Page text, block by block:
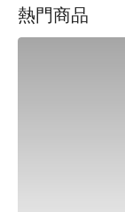
有機無農藥時蔬
【更多推薦】 餐
熱門商品